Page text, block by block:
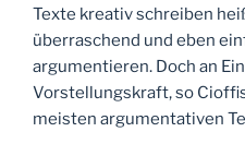
Texte kreativ schreiben
überraschend und eben
argumentieren. Doch an
Vorstellungskraft, so
meisten argumentativen